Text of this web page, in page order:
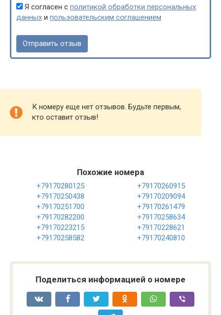
Я согласен с политикой обработки персональных
данных и пользовательским соглашением
К номеру еще нет отзывов. Будьте первым,
кто оставит отзыв!
Похожие номера
+79170280125
+79170260915
+79170250438
+79170209094
+79170251700
+79170261479
+79170282200
+79170258634
+79170223215
+79170228621
+79170258582
+79170240810
Поделиться информацией о номере